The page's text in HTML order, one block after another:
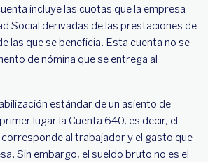
incluye las cuotas que la empresa
Social derivadas de las prestaciones de
las que se beneficia. Esta cuenta no se
de nómina que se entrega al
estándar de un asiento de
lugar la Cuenta 640, es decir, el
corresponde al trabajador y el gasto que
Sin embargo, el sueldo bruto no es el